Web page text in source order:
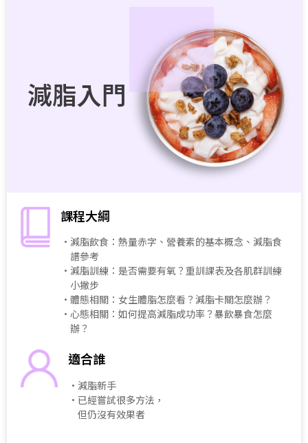
減脂入門
課程大綱
・減脂飲食：熱量赤字、營養素的基本概念、減脂食
譜參考
・減脂訓練：是否需要有氧？重訓課表及各肌群訓練
小撇步
・體態相關：女生體脂怎麼看？減脂卡關怎麼辦？
・心態相關：如何提高減脂成功率？暴飲暴食怎麼
辦？
適合誰
・減脂新手
・已經嘗試很多方法，
但仍沒有效果者